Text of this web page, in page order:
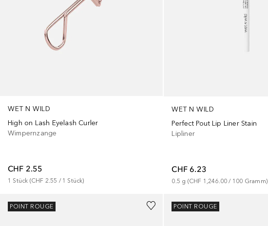
WET N WILD
High on Lash Eyelash Curler
Wimpernzange
CHF 2.55
1 Stück (CHF 2.55 / 1 Stück)
WET N WILD
Perfect Pout Lip Liner Stain
Lipliner
CHF 6.23
0.5 g (CHF 1,246.00 / 100 Gramm)
POINT ROUGE POINT ROUGE